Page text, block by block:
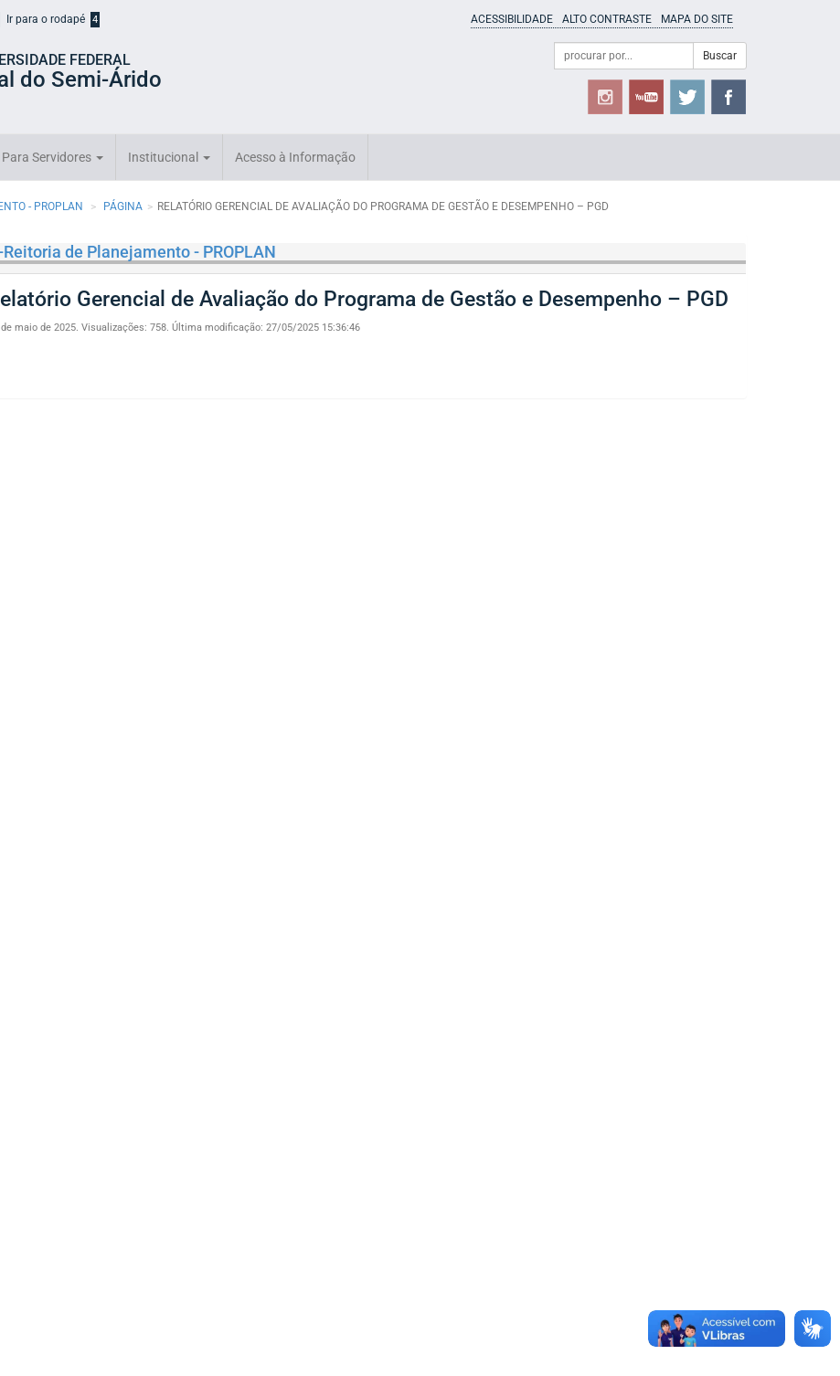
Ir para o rodapé 4 ACESSIBILIDADE ALTO CONTRASTE MAPA DO SITE
FEDERAL
do Semi-Árido
Formulário
Busca
Campo
de
Buscar
Para Servidores Institucional Acesso à Informação
- PROPLAN PÁGINA RELATÓRIO GERENCIAL DE AVALIAÇÃO DO PROGRAMA DE GESTÃO E DESEMPENHO – PGD
Reitoria de Planejamento - PROPLAN
Gerencial de Avaliação do Programa de Gestão e Desempenho – PGD
maio de 2025. Visualizações: 758. Última modificação: 27/05/2025 15:36:46